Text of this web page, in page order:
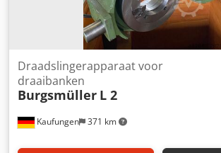
voor het keren van het gewalste onderdeel
Kaufungen 371 km
Draadslingerapparaat voor
draaibanken
Burgsmüller L 2